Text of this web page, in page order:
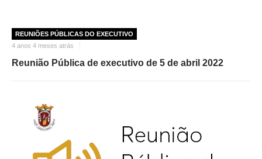
REUNIÕES PÚBLICAS DO EXECUTIVO
4 anos 4 meses atrás
Reunião Pública de executivo de 5 de abril 2022